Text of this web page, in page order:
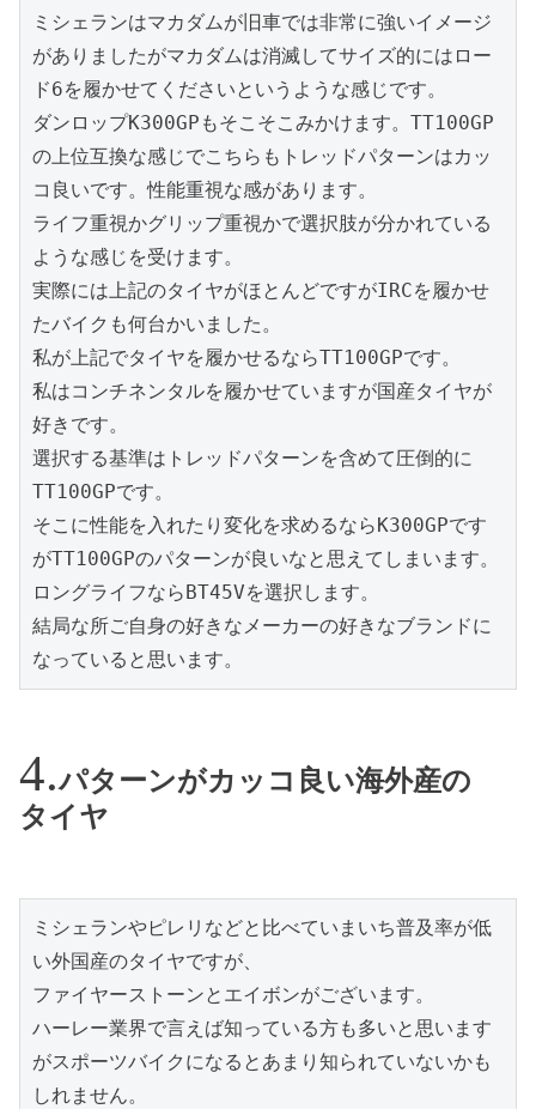
ミシェランはマカダムが旧車では非常に強いイメージ
がありましたがマカダムは消滅してサイズ的にはロー
ド6を履かせてくださいというような感じです。
ダンロップK300GPもそこそこみかけます。TT100GP
の上位互換な感じでこちらもトレッドパターンはカッ
コ良いです。性能重視な感があります。
ライフ重視かグリップ重視かで選択肢が分かれている
ような感じを受けます。
実際には上記のタイヤがほとんどですがIRCを履かせ
たバイクも何台かいました。
私が上記でタイヤを履かせるならTT100GPです。
私はコンチネンタルを履かせていますが国産タイヤが
好きです。
選択する基準はトレッドパターンを含めて圧倒的に
TT100GPです。
そこに性能を入れたり変化を求めるならK300GPです
がTT100GPのパターンが良いなと思えてしまいます。
ロングライフならBT45Vを選択します。
結局な所ご自身の好きなメーカーの好きなブランドに
なっていると思います。
パターンがカッコ良い海外産の
タイヤ
ミシェランやピレリなどと比べていまいち普及率が低
い外国産のタイヤですが、
ファイヤーストーンとエイボンがございます。
ハーレー業界で言えば知っている方も多いと思います
がスポーツバイクになるとあまり知られていないかも
しれません。